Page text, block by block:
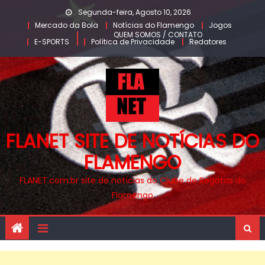
content
Segunda-feira, Agosto 10, 2026
Mercado da Bola
Notícias do Flamengo
Jogos
E-SPORTS
QUEM SOMOS / CONTATO
Política de Privacidade Redatores
FLANET SITE DE NOTÍCIAS DO
FLAMENGO
FLANET.com.br site de notícias do Clube de Regatas do
Flamengo